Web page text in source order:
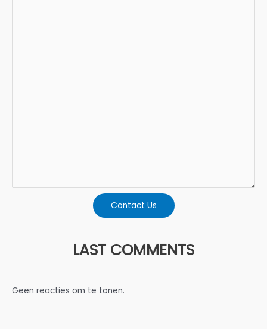
Contact Us
LAST COMMENTS
Geen reacties om te tonen.